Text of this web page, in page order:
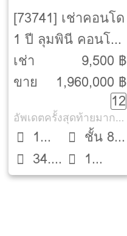
[73741] เช่าคอนโด
1 ปี ลุมพินี คอนโด
ทาวน์ เอกชัย 48
เช่า
9,500 ฿
ขาย
1,960,000 ฿
12
อัพเดตครั้งสุดท้ายมากกว่า 30 วัน
1
Bed34.2
ตรม.
ชั้น 8
ตึก A1
1
ห้องน้ำ